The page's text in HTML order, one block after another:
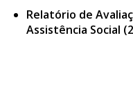
Relatório de
Assistência Social